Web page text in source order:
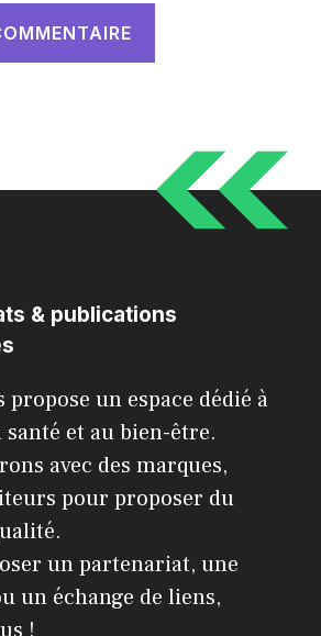
& publications
un espace dédié à
et au bien-être.
avec des marques,
pour proposer du
un partenariat, une
un échange de liens,